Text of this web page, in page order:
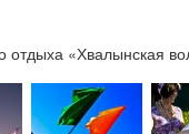
отдыха «Хвалынская